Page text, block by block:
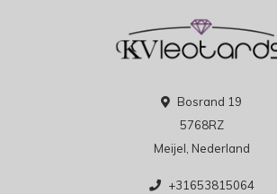
Bosrand 19
5768RZ
Meijel, Nederland
+31653815064